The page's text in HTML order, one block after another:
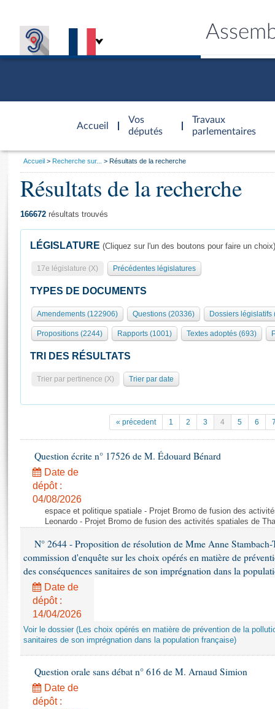
Accueil
d'accueil
Vos
députés
Travaux
parlementaires
Présidence
577 députés
Groupes politiques
Séance publique
Commissions et autres organes
Europe et International
Pétitions
Projets de loi
Propositions de loi
Amendements
Textes adoptés
Rapports d'enquête
Rapports législatifs
Rapports sur l'application des lois
Baromètre de l’application des lois
Dossiers législatifs
Comptes rendus des débats
Général
Rôle et pouvoirs de l'Assemblée
Organisation de l'Assemblée
Présidence Conférence des Présidents Bureau Collège des
Statistiques et chiffres clés
Documents de référence
( Constitution | Règlement de l'Assemblée ... )
Histoire
Juniors
Anciennes législatures
Visiter l'Assemblée
Visite virtuelle du palais Bourbon
Assister à une séance
Contacts et plan d'accès
Photos libres de droit
Vous
Accueil Recherche sur... Résultats de la recherche
Résultats de la recherche
166672 résultats trouvés
LÉGISLATURE (Cliquez sur l'un des boutons pour faire un choix)
17e législature (X) Précédentes législatures
TYPES DE DOCUMENTS
Amendements (122906) Questions (20336) Dossiers législatifs
Propositions (2244) Rapports (1001) Textes adoptés (693)
TRI DES RÉSULTATS
Trier par pertinence (X) Trier par date
« précedent 1 2 3 4 5 6
Question écrite n° 17526 de M. Édouard Bénard
Date de
dépôt :
04/08/2026
espace et politique spatiale - Projet Bromo de fusion des
Leonardo - Projet Bromo de fusion des activités spatiales de
N° 2644 - Proposition de résolution de Mme Anne
commission d'enquête sur les choix opérés en matière de
des conséquences sanitaires de son imprégnation dans la
Date de
dépôt :
14/04/2026
Voir le dossier (Les choix opérés en matière de prévention de la
sanitaires de son imprégnation dans la population française)
Question orale sans débat n° 616 de M. Arnaud Simion
Date de
dépôt :